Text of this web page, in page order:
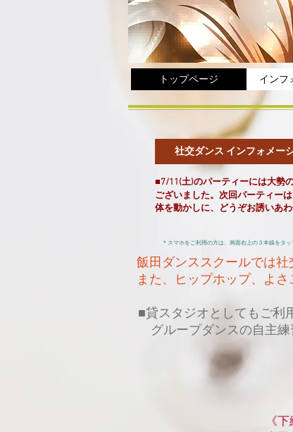
社交ダンス インフォメー
■7/11(土)のパーティーには大勢
ございました。次回パーティー
体を動かしに、どうぞお誘いあわ
＊スマホをご利用の方は、画面右上の３本線をタ
飯田ダンススクールでは社
また、
ヒップホップ、よ
■貸スタジオとしてもご利
グループダンスの自主練
《
トップページ インフ